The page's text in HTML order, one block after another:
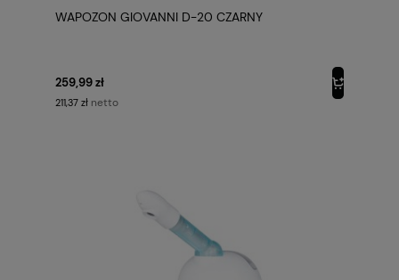
WAPOZON GIOVANNI D-20 CZARNY
259,99 zł
211,37 zł netto